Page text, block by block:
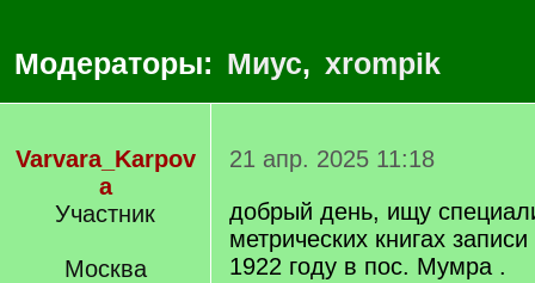
Модераторы: Миус, xrompik
Varvara_Karpov
a
Участник
Москва
21 апр. 2025 11:18
добрый день, ищу
метрических книгах
1922 году в пос. Мумра .